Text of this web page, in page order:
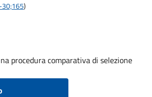
)
procedura comparativa di selezione